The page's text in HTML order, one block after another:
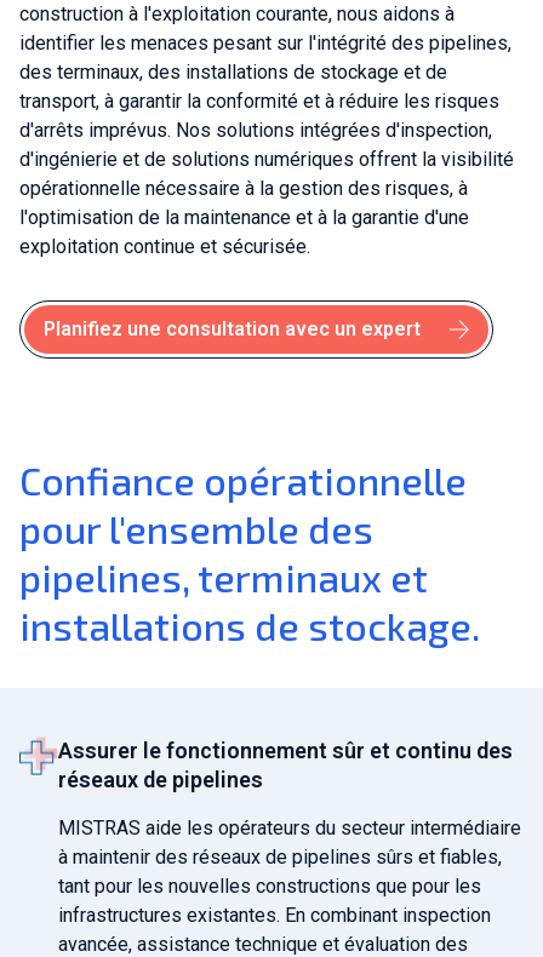
construction à l'exploitation courante, nous aidons à
identifier les menaces pesant sur l'intégrité des pipelines,
des terminaux, des installations de stockage et de
transport, à garantir la conformité et à réduire les risques
d'arrêts imprévus. Nos solutions intégrées d'inspection,
d'ingénierie et de solutions numériques offrent la visibilité
opérationnelle nécessaire à la gestion des risques, à
l'optimisation de la maintenance et à la garantie d'une
exploitation continue et sécurisée.
Planifiez une consultation avec un expert
Confiance opérationnelle
pour l'ensemble des
pipelines, terminaux et
installations de stockage.
Assurer le fonctionnement sûr et continu des
réseaux de pipelines
MISTRAS aide les opérateurs du secteur intermédiaire
à maintenir des réseaux de pipelines sûrs et fiables,
tant pour les nouvelles constructions que pour les
infrastructures existantes. En combinant inspection
avancée, assistance technique et évaluation des